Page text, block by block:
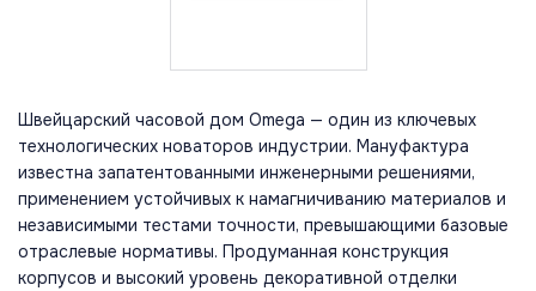
Швейцарский часовой дом Omega — один из ключевых
технологических новаторов индустрии. Мануфактура
известна запатентованными инженерными решениями,
применением устойчивых к намагничиванию материалов и
независимыми тестами точности, превышающими базовые
отраслевые нормативы. Продуманная конструкция
корпусов и высокий уровень декоративной отделки